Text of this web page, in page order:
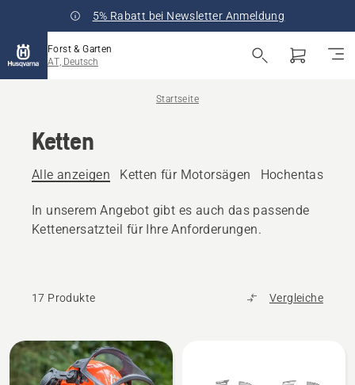
5% Rabatt bei Newsletter Anmeldung
Forst & Garten
AT, Deutsch
Startseite
Ketten
Alle anzeigen Ketten für Motorsägen Hochentaster-
In unserem Angebot gibt es auch das passende
Kettenersatzteil für Ihre Anforderungen.
17 Produkte Vergleiche
Alle
Produkte